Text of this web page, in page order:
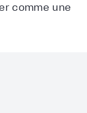
comme une